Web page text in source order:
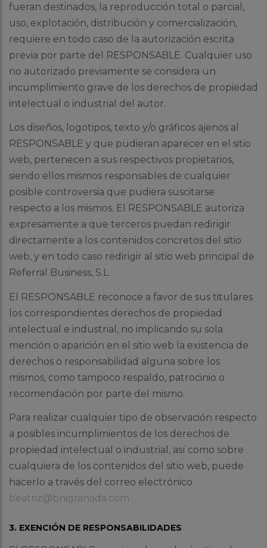
fueran destinados, la reproducción total o parcial,
uso, explotación, distribución y comercialización,
requiere en todo caso de la autorización escrita
previa por parte del RESPONSABLE. Cualquier uso
no autorizado previamente se considera un
incumplimiento grave de los derechos de propiedad
intelectual o industrial del autor.
Los diseños, logotipos, texto y/o gráficos ajenos al
RESPONSABLE y que pudieran aparecer en el sitio
web, pertenecen a sus respectivos propietarios,
siendo ellos mismos responsables de cualquier
posible controversia que pudiera suscitarse
respecto a los mismos. El RESPONSABLE autoriza
expresamente a que terceros puedan redirigir
directamente a los contenidos concretos del sitio
web, y en todo caso redirigir al sitio web principal de
Referral Business, S.L.
El RESPONSABLE reconoce a favor de sus titulares
los correspondientes derechos de propiedad
intelectual e industrial, no implicando su sola
mención o aparición en el sitio web la existencia de
derechos o responsabilidad alguna sobre los
mismos, como tampoco respaldo, patrocinio o
recomendación por parte del mismo.
Para realizar cualquier tipo de observación respecto
a posibles incumplimientos de los derechos de
propiedad intelectual o industrial, así como sobre
cualquiera de los contenidos del sitio web, puede
hacerlo a través del correo electrónico
beatriz@bnigranada.com
3. EXENCIÓN DE RESPONSABILIDADES